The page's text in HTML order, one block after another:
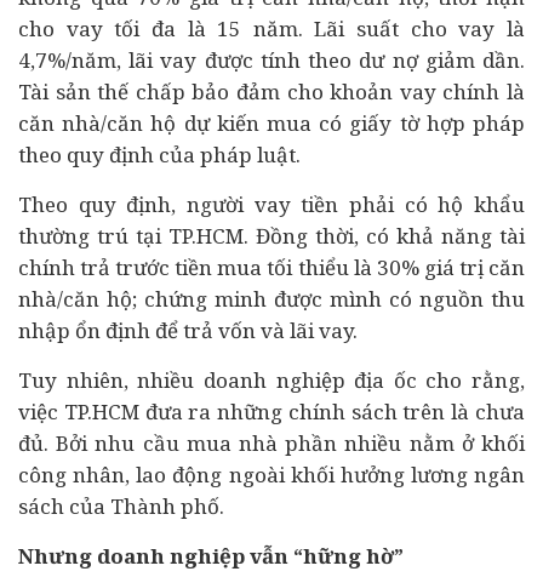
cho vay tối đa là 15 năm. Lãi suất cho vay là
4,7%/năm, lãi vay được tính theo dư nợ giảm dần.
Tài sản thế chấp bảo đảm cho khoản vay chính là
căn nhà/căn hộ dự kiến mua có giấy tờ hợp pháp
theo quy định của pháp luật.
Theo quy định, người vay tiền phải có hộ khẩu
thường trú tại TP.HCM. Đồng thời, có khả năng tài
chínhtrả trước tiền mua tối thiểu là 30% giá trị căn
nhà/căn hộ; chứng minh được mình có nguồn thu
nhập ổn định để trả vốn và lãi vay.
Tuy nhiên, nhiều doanh nghiệp địa ốc cho rằng,
việc TP.HCM đưa ra những chính sách trên là chưa
đủ. Bởi nhu cầu mua nhà phần nhiều nằm ở khối
công nhân, lao động ngoài khối hưởng lương ngân
sách của Thành phố.
Nhưng doanh nghiệp vẫn “hững hờ”